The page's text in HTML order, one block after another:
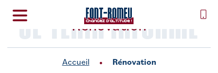
SE TENIR INFORMÉ
Rénovation
Accueil Rénovation